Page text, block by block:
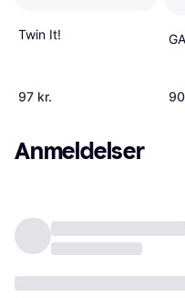
Twin It!
97 kr.
Anmeldelser